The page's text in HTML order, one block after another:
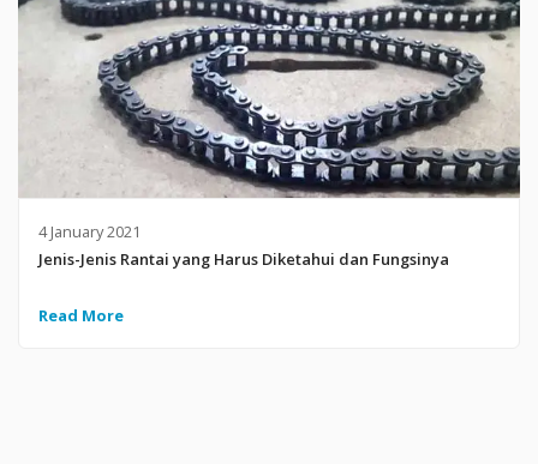
4 January 2021
Jenis-Jenis Rantai yang Harus Diketahui dan Fungsinya
Read More